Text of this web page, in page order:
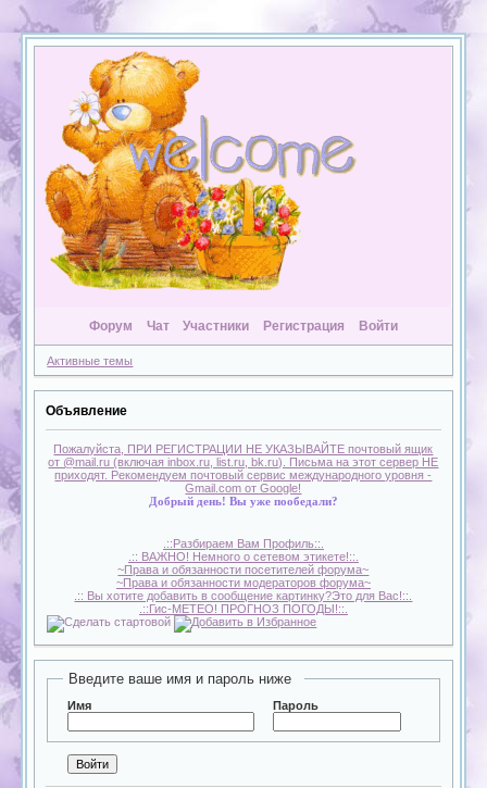
Форум Чат Участники Регистрация Войти
Активные темы
Объявление
Пожалуйста, ПРИ РЕГИСТРАЦИИ НЕ УКАЗЫВАЙТЕ почтовый ящик
от @mail.ru (включая inbox.ru, list.ru, bk.ru). Письма на этот сервер НЕ
приходят. Рекомендуем почтовый сервис международного уровня -
Gmail.com от Google!
Добрый день! Вы уже пообедали?
.::Разбираем Вам Профиль::.
.:: ВАЖНО! Немного о сетевом этикете!::.
~Права и обязанности посетителей форума~
~Права и обязанности модераторов форума~
.:: Вы хотите добавить в сообщение картинку?Это для Вас!::.
.::Гис-МЕТЕО! ПРОГНОЗ ПОГОДЫ!::.
Введите ваше имя и пароль ниже
Имя Пароль